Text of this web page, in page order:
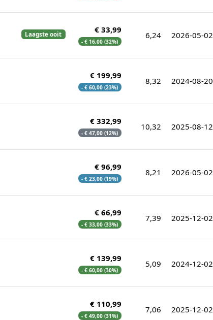
Laagste ooit € 33,99
- € 16,00 (32%)
6,24 2026-05-02
€ 199,99
- € 60,00 (23%)
8,32 2024-08-20
€ 332,99
- € 47,00 (12%)
10,32 2025-08-12
€ 96,99
- € 23,00 (19%)
8,21 2026-05-02
€ 66,99
- € 33,00 (33%)
7,39 2025-12-02
€ 139,99
- € 60,00 (30%)
5,09 2024-12-02
€ 110,99
- € 49,00 (31%)
7,06 2025-12-02